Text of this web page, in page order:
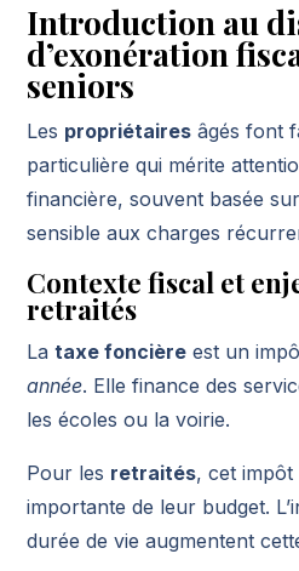
Introduction au
d’exonération
seniors
Les propriétaires âgés font
particulière qui mérite
financière, souvent basée
sensible aux charges
Contexte fiscal et
retraités
Lataxe foncière est un
année. Elle finance des
les écoles ou la voirie.
Pour les retraités, cet
importante de leur budget.
durée de vie augmentent